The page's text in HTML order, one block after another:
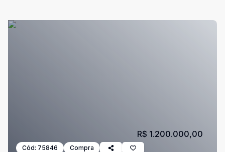
Cód: 75846 Compra
R$ 1.200.000,00